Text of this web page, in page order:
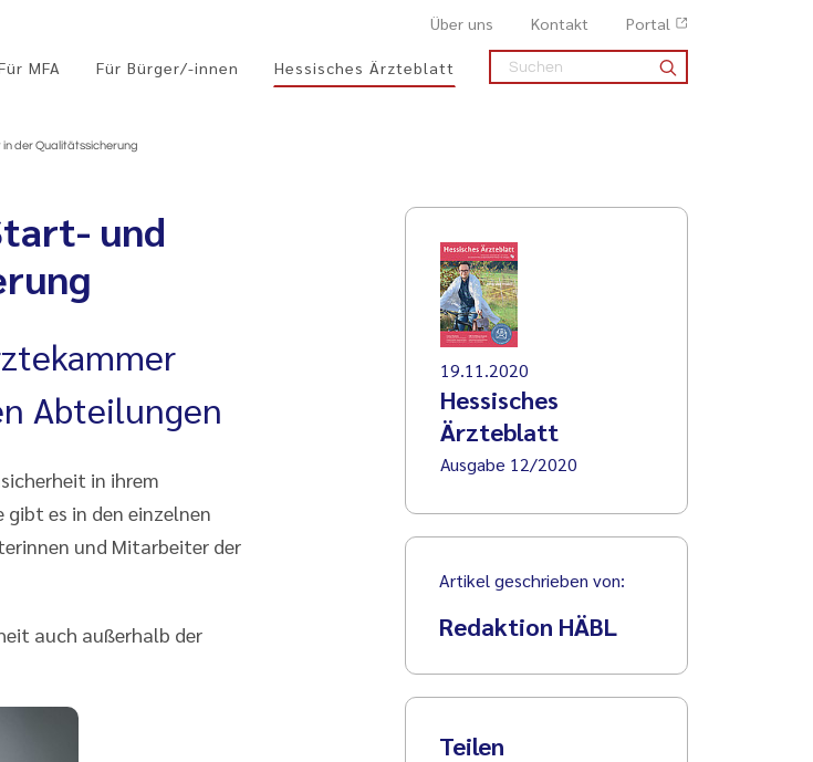
Über uns Kontakt Portal
MFA Für Bürger/-innen Hessisches Ärzteblatt
in der Qualitätssicherung
und
Abteilungen
in ihrem
es in den einzelnen
und Mitarbeiter der
auch außerhalb der
19.11.2020
Hessisches
Ärzteblatt
Ausgabe 12/2020
Artikel geschrieben von:
Redaktion HÄBL
Teilen